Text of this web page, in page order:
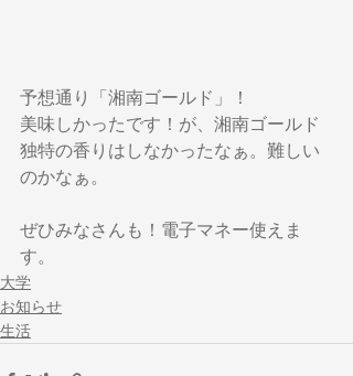
予想通り「湘南ゴールド」！
美味しかったです！が、湘南ゴールド
独特の香りはしなかったなぁ。難しい
のかなぁ。
ぜひみなさんも！電子マネー使えま
す。
大学
お知らせ
生活